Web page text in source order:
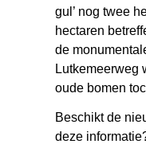
gul’ nog twee
hectaren
de
Lutkemeerweg
oude bomen
Beschikt de
deze